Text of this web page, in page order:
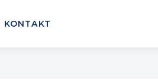
KONTAKT